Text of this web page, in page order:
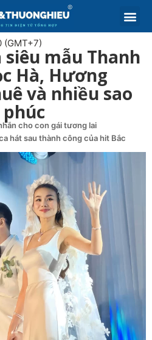
(GMT+7)
mẫu Thanh
Hà, Hương
và nhiều sao
cho con gái tương lai
hát sau thành công của hit Bắc